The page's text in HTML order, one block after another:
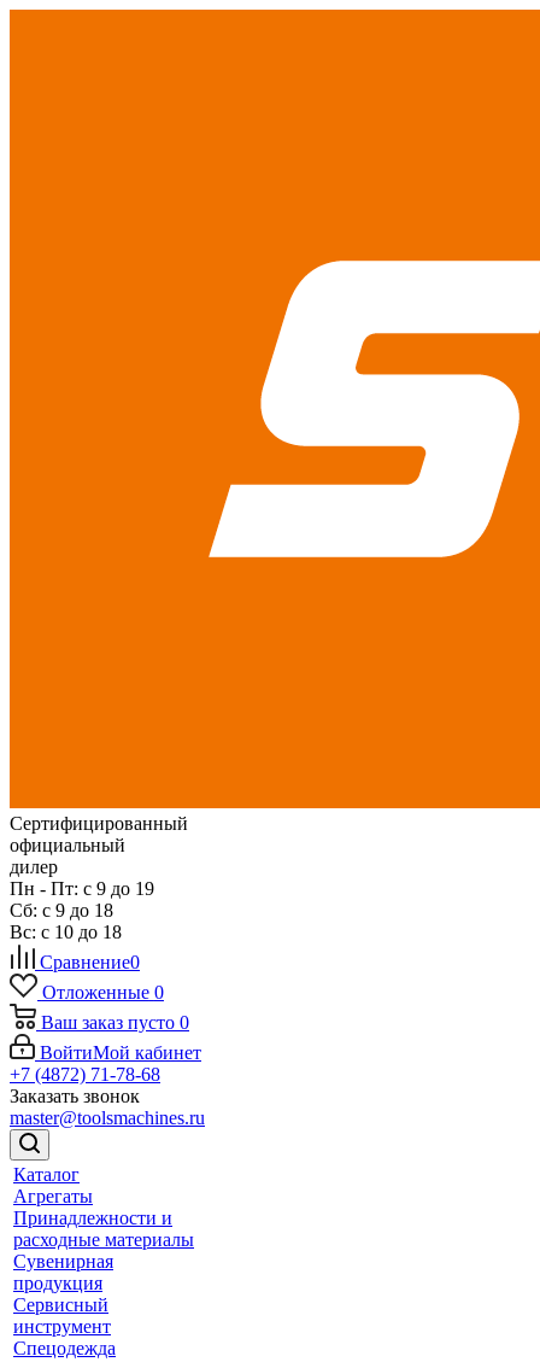
Сертифицированный
официальный
дилер
Пн - Пт: с 9 до 19
Сб: с 9 до 18
Вс: с 10 до 18
Сравнение0
Отложенные 0
Ваш заказ пусто 0
ВойтиМой кабинет
+7 (4872) 71-78-68
Заказать звонок
master@toolsmachines.ru
Каталог
Агрегаты
Принадлежности и
расходные материалы
Сувенирная
продукция
Сервисный
инструмент
Спецодежда